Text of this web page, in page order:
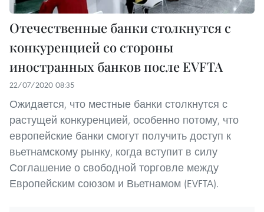
Отечественные банки столкнутся с
конкуренцией со стороны
иностранных банков после EVFTA
22/07/2020 08:35
Ожидается, что местные банки столкнутся с
растущей конкуренцией, особенно потому, что
европейские банки смогут получить доступ к
вьетнамскому рынку, когда вступит в силу
Соглашение о свободной торговле между
Европейским союзом и Вьетнамом (EVFTA).